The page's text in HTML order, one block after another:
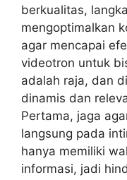
berkualitas,
mengoptimalkan
agar mencapai
videotron untuk
adalah raja, dan
dinamis dan
Pertama, jaga
langsung pada
hanya memiliki
informasi, jadi